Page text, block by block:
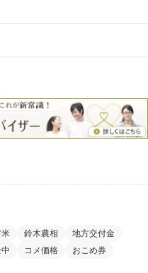
鈴木農相
地方交付金
コメ価格
おこめ券